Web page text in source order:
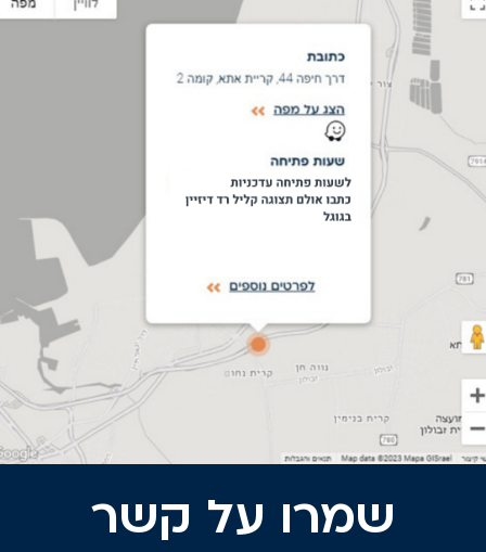
שמרו על קשר